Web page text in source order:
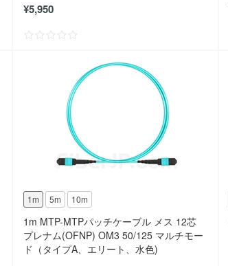
¥5,950
1m 5m 10m
1m MTP-MTPパッチケーブル メス 12芯
プレナム(OFNP) OM3 50/125 マルチモー
ド（タイプA、エリート、水色)